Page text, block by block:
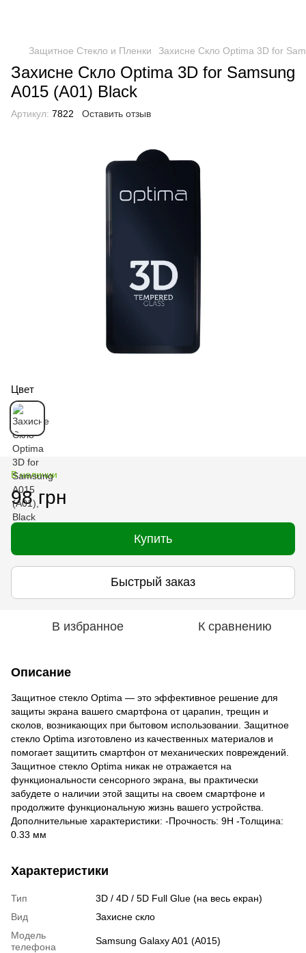
Защитное Стекло и Пленки Захисне Скло Optima 3D for
Захисне Скло Optima 3D for Samsung
A015 (A01) Black
Артикул: 7822 Оставить отзыв
Цвет
В наличии
98 грн
Купить
Быстрый заказ
В избранное К сравнению
Описание
Защитное стекло Optima — это эффективное решение для
защиты экрана вашего смартфона от царапин, трещин и
сколов, возникающих при бытовом использовании. Защитное
стекло Optima изготовлено из качественных материалов и
помогает защитить смартфон от механических повреждений.
Защитное стекло Optima никак не отражается на
функциональности сенсорного экрана, вы практически
забудете о наличии этой защиты на своем смартфоне и
продолжите функциональную жизнь вашего устройства.
Дополнительные характеристики: -Прочность: 9H -Толщина:
0.33 мм
Характеристики
Тип
3D / 4D / 5D Full Glue (на весь екран)
Вид
Захисне скло
Модель
телефона
Samsung Galaxy A01 (A015)